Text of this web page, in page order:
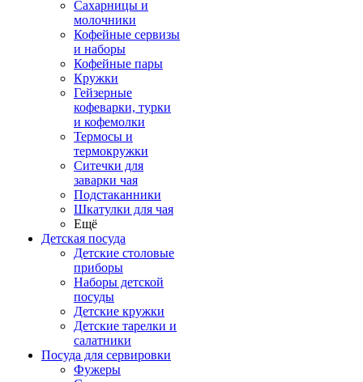
Сахарницы и
молочники
Кофейные сервизы
и наборы
Кофейные пары
Кружки
Гейзерные
кофеварки, турки
и кофемолки
Термосы и
термокружки
Ситечки для
заварки чая
Подстаканники
Шкатулки для чая
Ещё
Детская посуда
Детские столовые
приборы
Наборы детской
посуды
Детские кружки
Детские тарелки и
салатники
Посуда для сервировки
Фужеры